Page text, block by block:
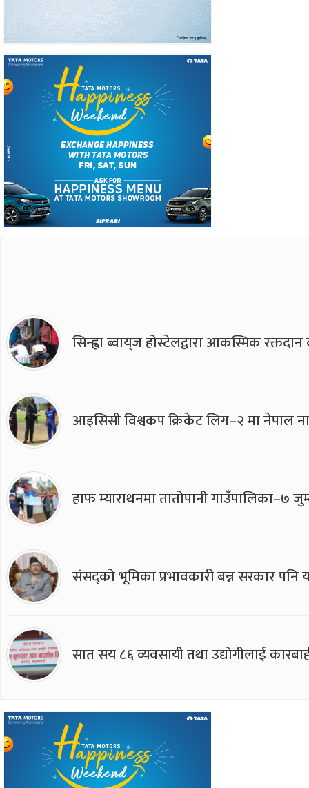
सिन्ह्वा ब्वाय्‌ज होस्टेलद्वारा आकस्मिक
आइसिसी विश्वकप क्रिकेट लिग–२ मा नेपाल
हाफ म्याराथनमा तातोपानी गाउँपालिका–७
संसद्को भूमिका प्रभावकारी बन्न सरकार पनि
सात सय ८६ व्यवसायी तथा उद्योगीलाई